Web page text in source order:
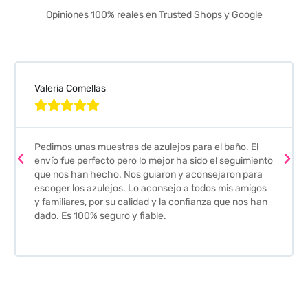
Opiniones 100% reales en Trusted Shops y Google
Valeria Comellas

Pedimos unas muestras de azulejos para el baño. El
envío fue perfecto pero lo mejor ha sido el seguimiento
que nos han hecho. Nos guiaron y aconsejaron para
escoger los azulejos. Lo aconsejo a todos mis amigos
y familiares, por su calidad y la confianza que nos han
dado. Es 100% seguro y fiable.